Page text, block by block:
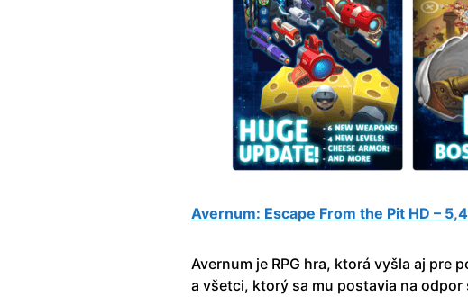
Avernum: Escape From the Pit HD –
Avernum je RPG hra, ktorá vyšla aj pre
a všetci, ktorý sa mu postavia na